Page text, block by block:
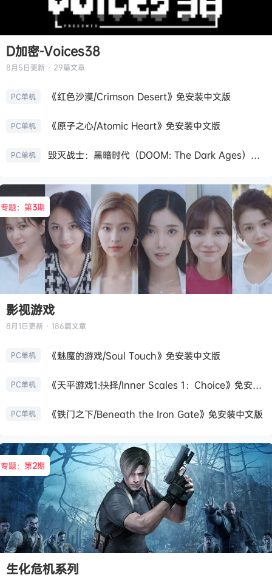
D加密-Voices38
8月5日更新 · 29篇文章
PC单机 《红色沙漠/Crimson Desert》免安装中文版
PC单机 《原子之心/Atomic Heart》免安装中文版
PC单机 毁灭战士：黑暗时代（DOOM: The Dark Ages）免安装中文版
专题：第3期
影视游戏
8月1日更新 · 186篇文章
PC单机 《魅魔的游戏/Soul Touch》免安装中文版
PC单机 《天平游戏1:抉择/Inner Scales 1：Choice》免安装中文版
PC单机 《铁门之下/Beneath the Iron Gate》免安装中文版
专题：第2期
生化危机系列